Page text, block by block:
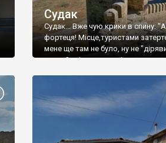
Судак
Судак... Вже чую крики в спину:
фортеця! Місце,туристами
мене ще там не було, ну не
принаймні до цього літа.